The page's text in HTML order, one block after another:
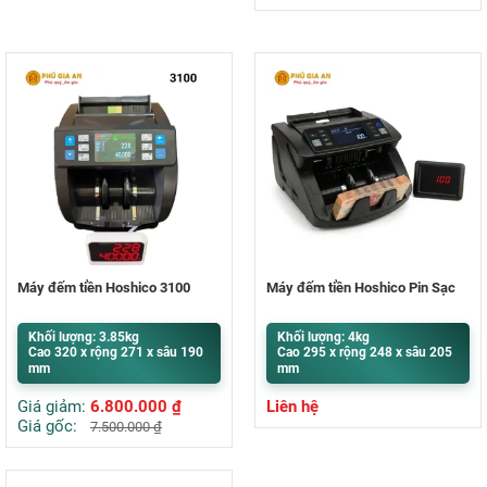
Máy đếm tiền Hoshico 3100
Khối lượng: 3.85kg
Cao 320 x rộng 271 x sâu 190
mm
Giá giảm: 6.800.000 ₫
Giá gốc:
7.500.000₫
Máy đếm tiền Hoshico Pin Sạc
Khối lượng: 4kg
Cao 295 x rộng 248 x sâu 205
mm
Liên hệ